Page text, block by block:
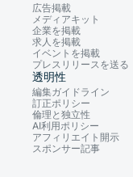
広告掲載
メディアキット
企業を掲載
求人を掲載
イベントを掲載
プレスリリースを送る
透明性
編集ガイドライン
訂正ポリシー
倫理と独立性
AI利用ポリシー
アフィリエイト開示
スポンサー記事